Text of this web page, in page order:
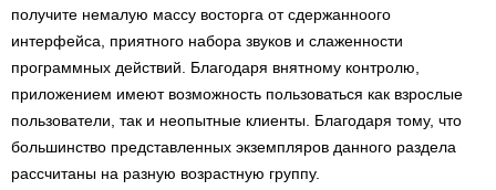
получите немалую массу восторга от сдержанноого
интерфейса, приятного набора звуков и слаженности
программных действий. Благодаря внятному контролю,
приложением имеют возможность пользоваться как взрослые
пользователи, так и неопытные клиенты. Благодаря тому, что
большинство представленных экземпляров данного раздела
рассчитаны на разную возрастную группу.